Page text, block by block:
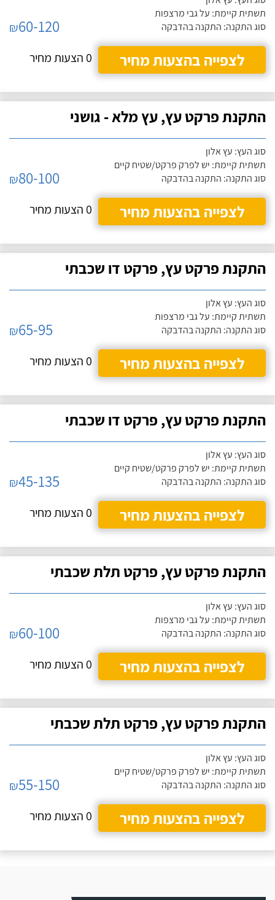
תשתית קיימת: על גבי מרצפות
סוג התקנה: התקנה בהדבקה
₪60-120
לצפייה בהצעות מחיר
0 הצעות מחיר
התקנת פרקט עץ, עץ מלא - גושני
סוג העץ: עץ אלון
תשתית קיימת: יש לפרק פרקט/שטיח קיים
סוג התקנה: התקנה בהדבקה
₪80-100
לצפייה בהצעות מחיר
0 הצעות מחיר
התקנת פרקט עץ, פרקט דו שכבתי
סוג העץ: עץ אלון
תשתית קיימת: על גבי מרצפות
סוג התקנה: התקנה בהדבקה
₪65-95
לצפייה בהצעות מחיר
0 הצעות מחיר
התקנת פרקט עץ, פרקט דו שכבתי
סוג העץ: עץ אלון
תשתית קיימת: יש לפרק פרקט/שטיח קיים
סוג התקנה: התקנה בהדבקה
₪45-135
לצפייה בהצעות מחיר
0 הצעות מחיר
התקנת פרקט עץ, פרקט תלת שכבתי
סוג העץ: עץ אלון
תשתית קיימת: על גבי מרצפות
סוג התקנה: התקנה בהדבקה
₪60-100
לצפייה בהצעות מחיר
0 הצעות מחיר
התקנת פרקט עץ, פרקט תלת שכבתי
סוג העץ: עץ אלון
תשתית קיימת: יש לפרק פרקט/שטיח קיים
סוג התקנה: התקנה בהדבקה
₪55-150
לצפייה בהצעות מחיר
0 הצעות מחיר